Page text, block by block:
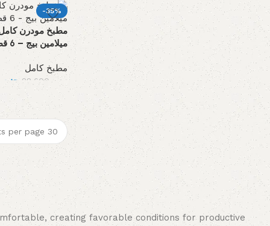
-35%
مطبخ مودرن
ميلامين بيج – 6 قطع
مطبخ كامل
جنيه 28,600 جنيه
creating favorable conditions for productive